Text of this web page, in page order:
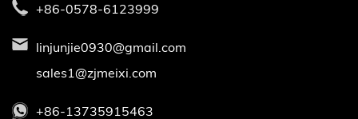
+86-0578-6123999
linjunjie0930@gmail.com
sales1@zjmeixi.com
+86-13735915463